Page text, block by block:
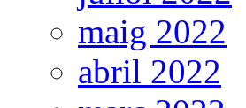
maig 2022
abril 2022